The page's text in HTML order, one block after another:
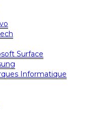
Surface
Informatique